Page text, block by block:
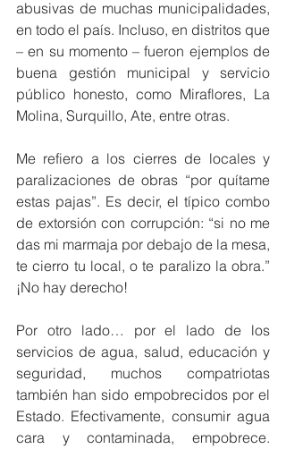
abusivas de muchas municipalidades,
en todo el país. Incluso, en distritos que
– en su momento – fueron ejemplos de
buena gestión municipal y servicio
público honesto, como Miraflores, La
Molina, Surquillo, Ate, entre otras.
Me refiero a los cierres de locales y
paralizaciones de obras “por quítame
estas pajas”. Es decir, el típico combo
de extorsión con corrupción: “si no me
das mi marmaja por debajo de la mesa,
te cierro tu local, o te paralizo la obra.”
¡No hay derecho!
Por otro lado… por el lado de los
servicios de agua, salud, educación y
seguridad, muchos compatriotas
también han sido empobrecidos por el
Estado. Efectivamente, consumir agua
cara y contaminada, empobrece.